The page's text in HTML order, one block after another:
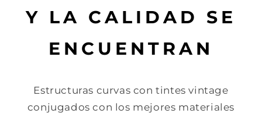
Y LA CALIDAD SE
ENCUENTRAN
Estructuras curvas con tintes vintage
conjugados con los mejores materiales